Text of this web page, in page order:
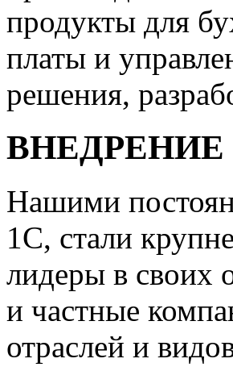
продукты для
платы и
решения,
ВНЕДРЕНИЕ
Нашими
1С, стали
лидеры в своих
и частные
отраслей и